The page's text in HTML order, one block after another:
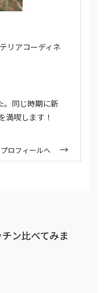
リアコーディネ
。同じ時期に新
満喫します！
ロフィールへ
ン比べてみま